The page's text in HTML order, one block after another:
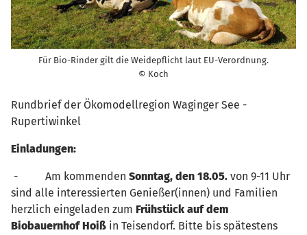
Für Bio-Rinder gilt die Weidepflicht laut EU-Verordnung.
© Koch
Rundbrief der Ökomodellregion Waginger See -
Rupertiwinkel
Einladungen:
- Am kommenden Sonntag, den 18.05. von 9-11 Uhr
sind alle interessierten Genießer(innen) und Familien
herzlich eingeladen zum Frühstück auf dem
Biobauernhof Hoiß in Teisendorf. Bitte bis spätestens